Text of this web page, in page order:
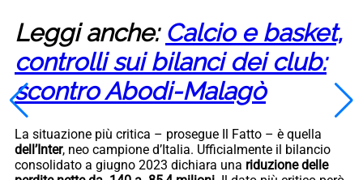
Leggi anche: Calcio e basket,
controlli sui bilanci dei club:
scontro Abodi-Malagò
La situazione più critica – prosegue Il Fatto – è quella
dell’Inter, neo campione d’Italia. Ufficialmente il bilancio
consolidato a giugno 2023 dichiara una riduzione delle